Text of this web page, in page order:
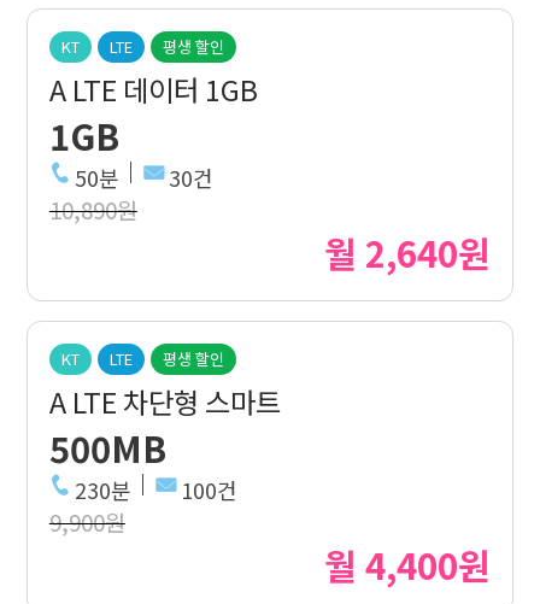
KT LTE 평생 할인
A LTE 데이터 1GB
1GB
50분 30건
10,890원
월 2,640원
KT LTE 평생 할인
A LTE 차단형 스마트
500MB
230분 100건
9,900원
월 4,400원